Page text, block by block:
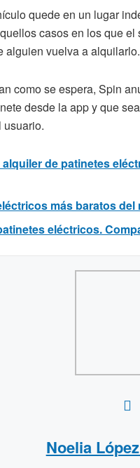
quede en un lugar
casos en los que
alguien vuelva a alquilarlo.
como se espera, Spin
desde la app y que
usuario.
de patinetes
más baratos
eléctricos.
Noelia